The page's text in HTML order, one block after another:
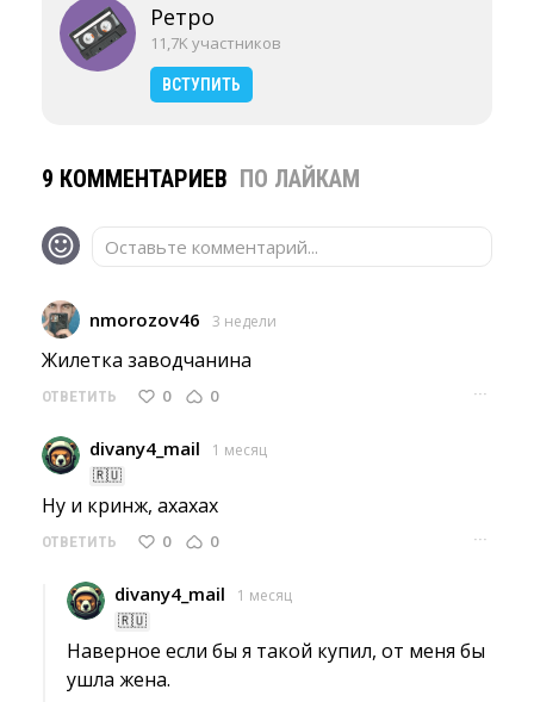
Ретро
11,7K участников
ВСТУПИТЬ
9 КОММЕНТАРИЕВ ПО ЛАЙКАМ
Оставьте комментарий...
nmorozov46 3 недели
Жилетка заводчанина
ОТВЕТИТЬ 0 0 ···
divany4_mail
1 месяц
🇷🇺
Ну и кринж, ахахах
ОТВЕТИТЬ 0 0 ···
divany4_mail
1 месяц
🇷🇺
Наверное если бы я такой купил, от меня бы
ушла жена.